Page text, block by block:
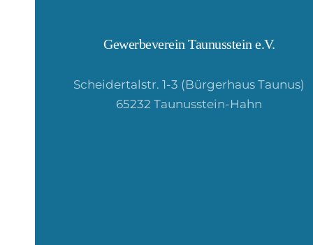
Gewerbeverein Taunusstein e.V.
Scheidertalstr. 1-3 (Bürgerhaus Taunus)
65232 Taunusstein-Hahn